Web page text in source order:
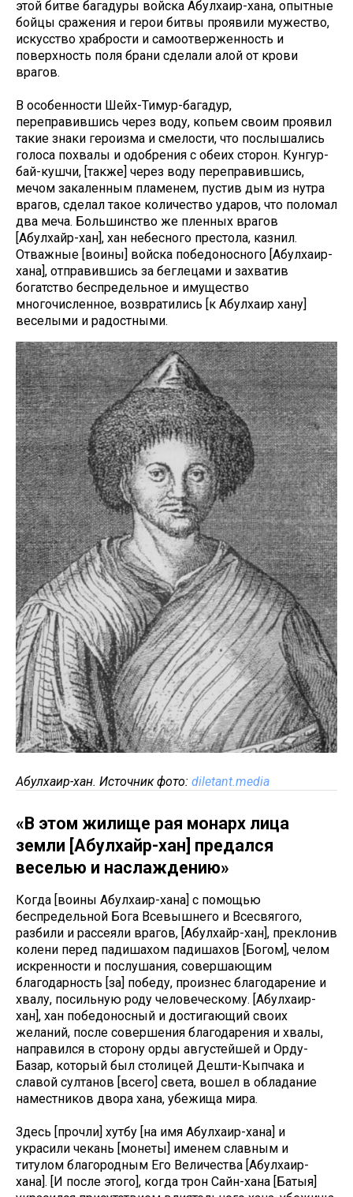
этой битве багадуры войска Абулхаир-хана, опытные
бойцы сражения и герои битвы проявили мужество,
искусство храбрости и самоотверженность и
поверхность поля брани сделали алой от крови
врагов.
В особенности Шейх-Тимур-багадур,
переправившись через воду, копьем своим проявил
такие знаки героизма и смелости, что послышались
голоса похвалы и одобрения с обеих сторон. Кунгур-
бай-кушчи, [также] через воду переправившись,
мечом закаленным пламенем, пустив дым из нутра
врагов, сделал такое количество ударов, что поломал
два меча. Большинство же пленных врагов
[Абулхайр-хан], хан небесного престола, казнил.
Отважные [воины] войска победоносного [Абулхаир-
хана], отправившись за беглецами и захватив
богатство беспредельное и имущество
многочисленное, возвратились [к Абулхаир хану]
веселыми и радостными.
Абулхаир-хан. Источник фото: diletant.media
«В этом жилище рая монарх лица
земли [Абулхайр-хан] предался
веселью и наслаждению»
Когда [воины Абулхаир-хана] с помощью
беспредельной Бога Всевышнего и Всесвягого,
разбили и рассеяли врагов, [Абулхайр-хан], преклонив
колени перед падишахом падишахов [Богом], челом
искренности и послушания, совершающим
благодарность [за] победу, произнес благодарение и
хвалу, посильную роду человеческому. [Абулхаир-
хан], хан победоносный и достигающий своих
желаний, после совершения благодарения и хвалы,
направился в сторону орды августейшей и Орду-
Базар, который был столицей Дешти-Кыпчака и
славой султанов [всего] света, вошел в обладание
наместников двора хана, убежища мира.
Здесь [прочли] хутбу [на имя Абулхаир-хана] и
украсили чекань [монеты] именем славным и
титулом благородным Его Величества [Абулхаир-
хана]. [И после этого], когда трон Сайн-хана [Батыя]